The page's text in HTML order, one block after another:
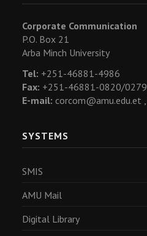
Corporate Communication
P.O. Box 21
Arba Minch University
Tel: +251-46881-4986
Fax: +251-46881-0820/0279
E-mail: corcom@amu.edu.et ,
SYSTEMS
SMIS
AMU Mail
Digital Library